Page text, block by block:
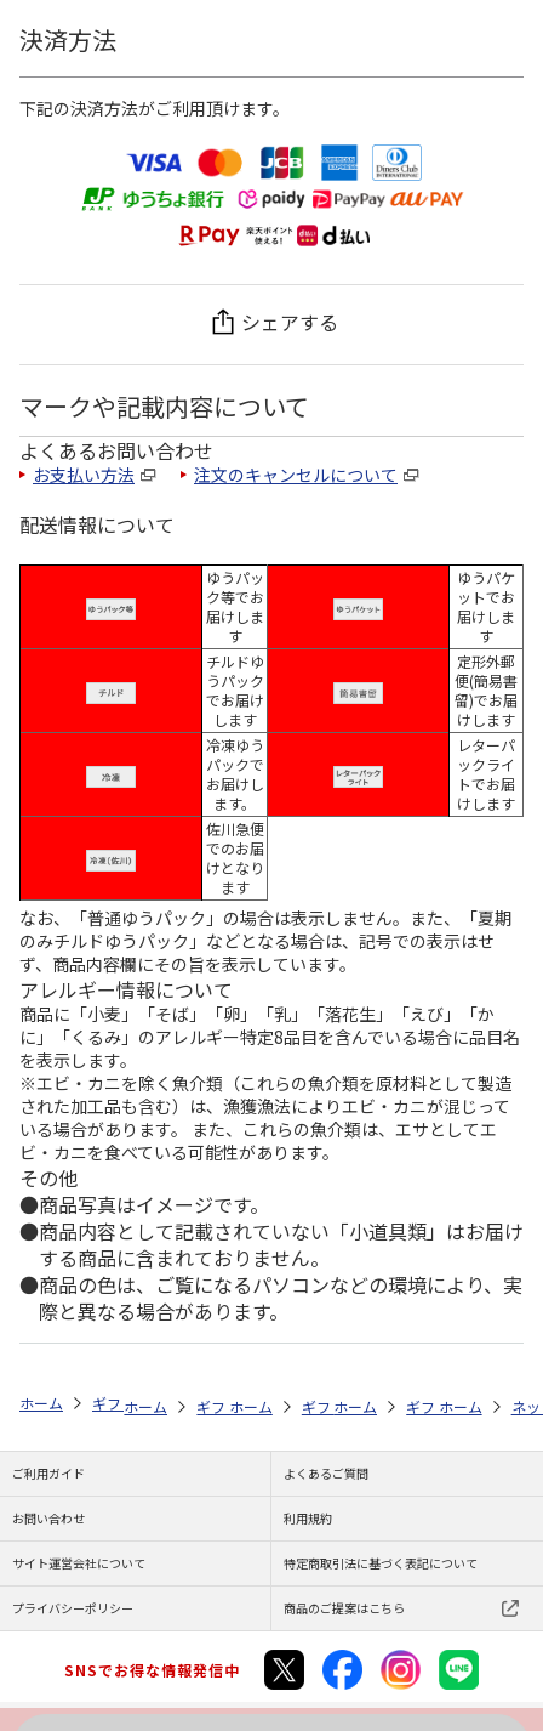
決済方法
下記の決済方法がご利用頂けます。
シェアする
マークや記載内容について
よくあるお問い合わせ
お支払い方法 注文のキャンセルについて
配送情報について
ゆうパッ
ク等でお
届けしま
す
ゆうパケ
ットでお
届けしま
す
チルドゆ
うパック
でお届け
します
定形外郵
便(簡易書
留)でお届
けします
冷凍ゆう
パックで
お届けし
ます。
レターパ
ックライ
トでお届
けします
佐川急便
でのお届
けとなり
ます
なお、「普通ゆうパック」の場合は表示しません。また、「夏期
のみチルドゆうパック」などとなる場合は、記号での表示はせ
ず、商品内容欄にその旨を表示しています。
アレルギー情報について
商品に「小麦」「そば」「卵」「乳」「落花生」「えび」「か
に」「くるみ」のアレルギー特定8品目を含んでいる場合に品目名
を表示します。
※エビ・カニを除く魚介類（これらの魚介類を原材料として製造
された加工品も含む）は、漁獲漁法によりエビ・カニが混じって
いる場合があります。 また、これらの魚介類は、エサとしてエ
ビ・カニを食べている可能性があります。
その他
商品写真はイメージです。
商品内容として記載されていない「小道具類」はお届け
する商品に含まれておりません。
商品の色は、ご覧になるパソコンなどの環境により、実
際と異なる場合があります。
ホーム ギフトストア お中元・夏ギフト特集 2026 そうめん・麺類
ホーム ギフトストア お中元・夏ギフト特集 2026
ホーム ギフトストア お中元・夏ギフト
ホーム ギフトストア お
ホーム ネ
ご利用ガイド よくあるご質問
お問い合わせ 利用規約
サイト運営会社について 特定商取引法に基づく表記について
プライバシーポリシー 商品のご提案はこちら
SNSでお得な情報発信中